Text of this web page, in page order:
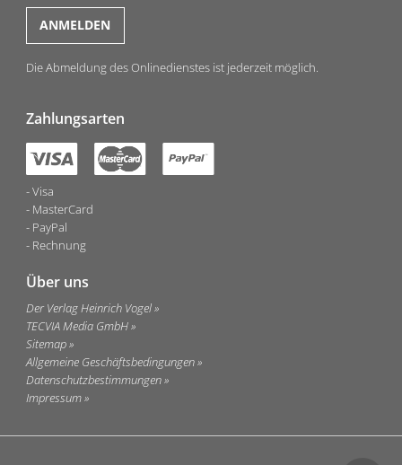
Die Abmeldung des Onlinedienstes ist jederzeit möglich.
Zahlungsarten
Visa
MasterCard
PayPal
Rechnung
Über uns
Der Verlag Heinrich Vogel
TECVIA Media GmbH
Sitemap
Allgemeine Geschäftsbedingungen
Datenschutzbestimmungen
Impressum